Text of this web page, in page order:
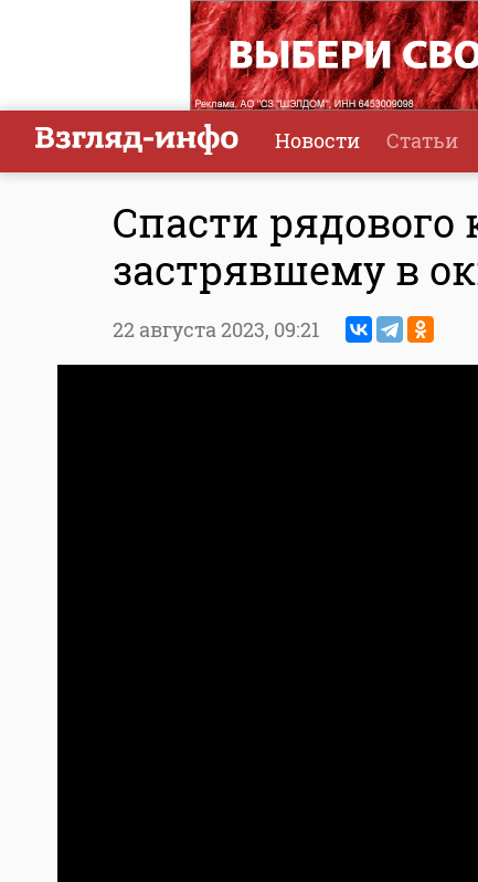
Новости Статьи
Спасти
застрявшему в
22 августа 2023, 09:21